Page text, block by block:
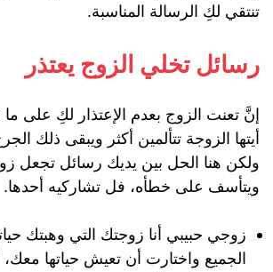
تنتقي لكِ الرسالة المناسبة.
رسائل تخلي الزوج يعتذر
إنَّ تعنت الزوج بعدم الإعتذار لكِ على
أيتها الزوجة تتألمين أكثر ويبقى ذلك
ولكن هنا الحل بين يديك رسائل تجعل
ويتأسف على خطأه، فل تشاركيه أحدها.
زوجي حبيبي أنا زوجتك التي وهبتك
الجميع واختارت أن تعيش حياتها